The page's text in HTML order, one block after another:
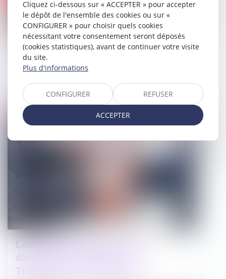
L’ordonnance prononçant une
interdiction de paraître est susceptible
d’appel
21/02/2025
La corruption en France : une
dégradation "inédite" selon
Transparency International
Droit pénal
Cliquez ci-dessous sur « ACCEPTER » pour accepter
le dépôt de l'ensemble des cookies ou sur «
CONFIGURER » pour choisir quels cookies
nécessitant votre consentement seront déposés
(cookies statistiques), avant de continuer votre visite
du site.
Plus d'informations
CONFIGURER REFUSER
ACCEPTER